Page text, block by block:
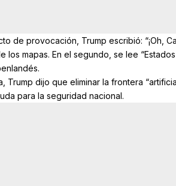
de provocación, Trump escribió: “¡Oh,
los mapas. En el segundo, se lee
Trump dijo que eliminar la frontera
para la seguridad nacional.